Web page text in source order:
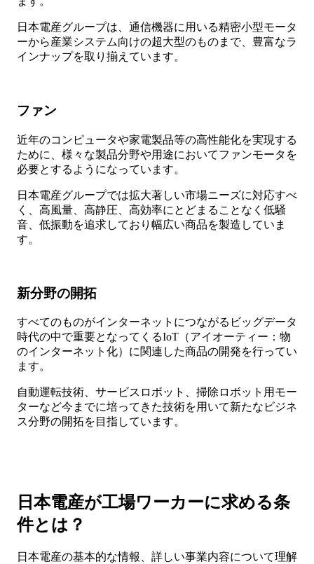
日本電産グループは、通信機器に用いる精密小型モータ
ーから産業システム向けの超大型のものまで、豊富なラ
インナップを取り揃えています。
ファン
近年のコンピュータや家電製品等の高性能化を実現する
ために、様々な製品分野や用途においてファンモータを
必要とするようになっています。
日本電産グループでは拡大著しい市場ニーズに対応すべ
く、高風量、高静圧、高効率にとどまることなく低騒
音、低振動を追求しており幅広い商品を製造していま
す。
新分野の開拓
すべてのものがインターネットにつながるビッグデータ
時代の中で重要となってくるIoT（アイオーティー：物
のインターネット化）に関連した商品の開発を行ってい
ます。
自動運転技術、サービスロボット、掃除ロボット用モー
ターなど今までに培ってきた技術を用いて新たなビジネ
ス分野の開拓を目指しています。
日本電産が工場ワーカーに求める条
件とは？
日本電産の基本的な情報、詳しい事業内容について理解